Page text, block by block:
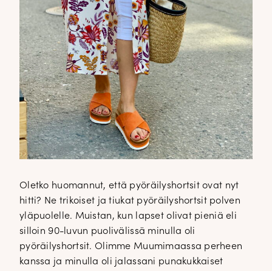
Oletko huomannut, että pyöräilyshortsit ovat nyt
hitti? Ne trikoiset ja tiukat pyöräilyshortsit polven
yläpuolelle. Muistan, kun lapset olivat pieniä eli
silloin 90-luvun puolivälissä minulla oli
pyöräilyshortsit. Olimme Muumimaassa perheen
kanssa ja minulla oli jalassani punakukkaiset